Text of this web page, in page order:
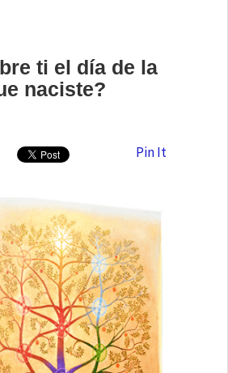
ti el día de la
naciste?
Pin It